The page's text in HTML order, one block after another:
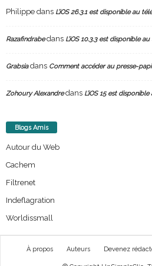
Philippe dans L’iOS 26.3.1 est disponible au
Razafindrabedans L’iOS 10.3.3 est disponible
Grabsiadans Comment accéder au presse-
Zohoury Alexandredans L’iOS 15 est
Blogs Amis
Autour du Web
Cachem
Filtrenet
Indeflagration
Worldissmall
À propos Auteurs Devenez